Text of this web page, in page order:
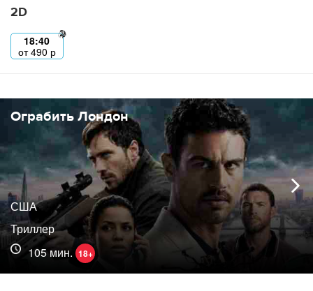
2D
18:40
от490 р
Ограбить Лондон
США
Триллер
105 мин. 18+